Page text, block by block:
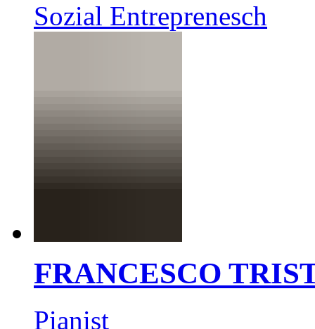
Sozial Entreprenesch
FRANCESCO
Pianist